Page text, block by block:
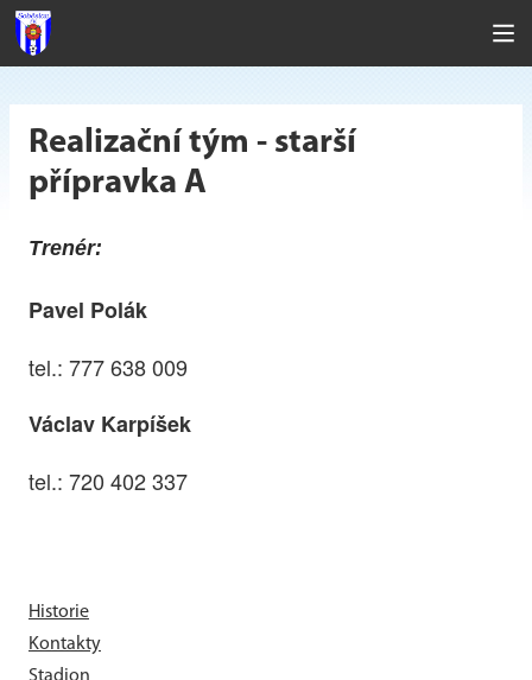
Realizační tým - starší
přípravka A
Trenér:
Pavel Polák
tel.: ‎777 638 009
Václav Karpíšek
tel.: 720 402 337
Historie
Kontakty